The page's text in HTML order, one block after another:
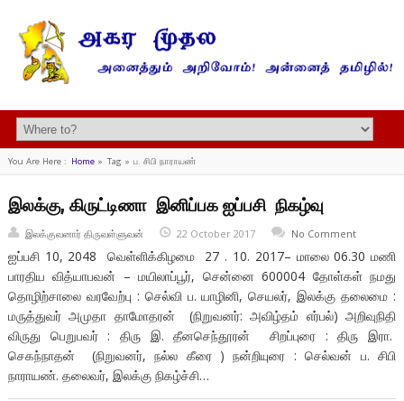
You Are Here : Home» Tag » ப. சிபி நாராயண்
இலக்கு, கிருட்டிணா இனிப்பக ஐப்பசி நிகழ்வு
இலக்குவனார் திருவள்ளுவன் 22 October 2017 No Comment
ஐப்பசி 10, 2048 வெள்ளிக்கிழமை 27 . 10. 2017– மாலை 06.30 மணி
பாரதிய வித்யாபவன் – மயிலாப்பூர், சென்னை 600004 தோள்கள் நமது
தொழிற்சாலை வரவேற்பு : செல்வி ப. யாழினி, செயலர், இலக்கு தலைமை :
மருத்துவர் அமுதா தாமோதரன் (நிறுவனர்: அவிழ்தம் எர்பல்) அறிவுநிதி
விருது பெறுபவர் : திரு இ. தீனசெந்தூரன் சிறப்புரை : திரு இரா.
செகந்நாதன் (நிறுவனர், நல்ல கீரை ) நன்றியுரை : செல்வன் ப. சிபி
நாராயண். தலைவர், இலக்கு நிகழ்ச்சி…